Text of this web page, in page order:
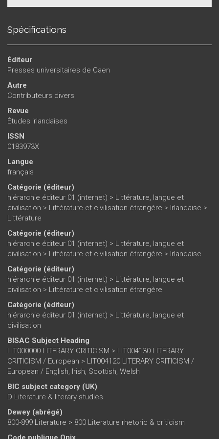
Spécifications
Éditeur
Presses universitaires de Caen
Autre
Contributeurs divers
Revue
Études irlandaises
ISSN
0183973X
Langue
français
Catégorie (éditeur)
hiérarchie éditeur 01 (internet) > Littérature, langue et
civilisation > Littérature et civilisation étrangère > Irlandaise >
Littérature
Catégorie (éditeur)
hiérarchie éditeur 01 (internet) > Littérature, langue et
civilisation > Littérature et civilisation étrangère > Irlandaise
Catégorie (éditeur)
hiérarchie éditeur 01 (internet) > Littérature, langue et
civilisation > Littérature et civilisation étrangère
Catégorie (éditeur)
hiérarchie éditeur 01 (internet) > Littérature, langue et
civilisation
BISAC Subject Heading
LIT000000 LITERARY CRITICISM > LIT004130 LITERARY
CRITICISM / European > LIT004120 LITERARY CRITICISM /
European / English, Irish, Scottish, Welsh
BIC subject category (UK)
D Literature & literary studies
Dewey (abrégé)
800-899 Literature > 800 Literature rhetoric & criticism